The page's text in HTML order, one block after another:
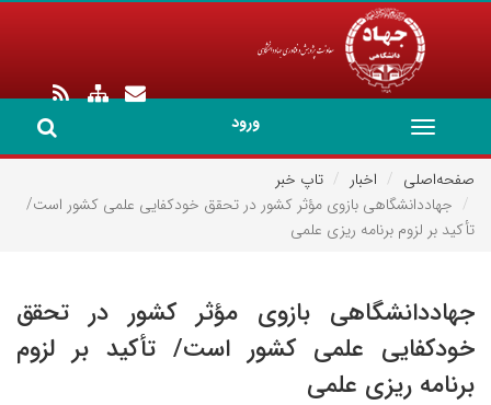
ورود
Toggle
navigation
صفحه‌اصلی
اخبار
تاپ خبر
جهاددانشگاهی بازوی مؤثر کشور در تحقق خودکفایی علمی کشور است/
تأکید بر لزوم برنامه ریزی علمی
جهاددانشگاهی بازوی مؤثر کشور در تحقق
خودکفایی علمی کشور است/ تأکید بر لزوم
برنامه ریزی علمی